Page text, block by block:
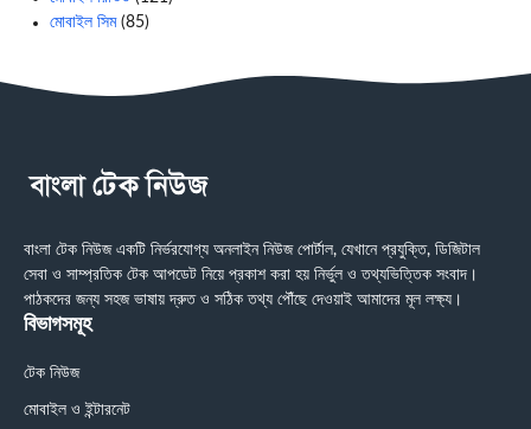
মোবাইল সিম(85)
বাংলা টেক নিউজ একটি নির্ভরযোগ্য অনলাইন নিউজ পোর্টাল, যেখানে প্রযুক্তি, ডিজিটাল
সেবা ও সাম্প্রতিক টেক আপডেট নিয়ে প্রকাশ করা হয় নির্ভুল ও তথ্যভিত্তিক সংবাদ।
পাঠকদের জন্য সহজ ভাষায় দ্রুত ও সঠিক তথ্য পৌঁছে দেওয়াই আমাদের মূল লক্ষ্য।
বিভাগসমূহ
টেক নিউজ
মোবাইল ও ইন্টারনেট